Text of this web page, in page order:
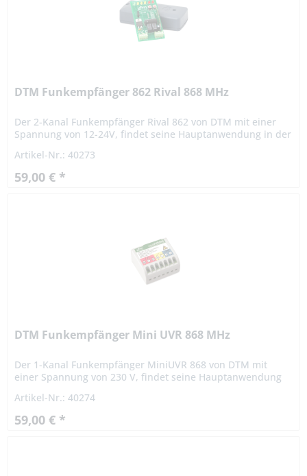
DTM Funkempfänger 862 Rival 868 MHz
Der 2-Kanal Funkempfänger Rival 862 von DTM mit einer
Spannung von 12-24V, findet seine Hauptanwendung in der
Artikel-Nr.: 40273
59,00 € *
DTM Funkempfänger Mini UVR 868 MHz
Der 1-Kanal Funkempfänger MiniUVR 868 von DTM mit
einer Spannung von 230 V, findet seine Hauptanwendung
Rolläden,...
Artikel-Nr.: 40274
59,00 € *